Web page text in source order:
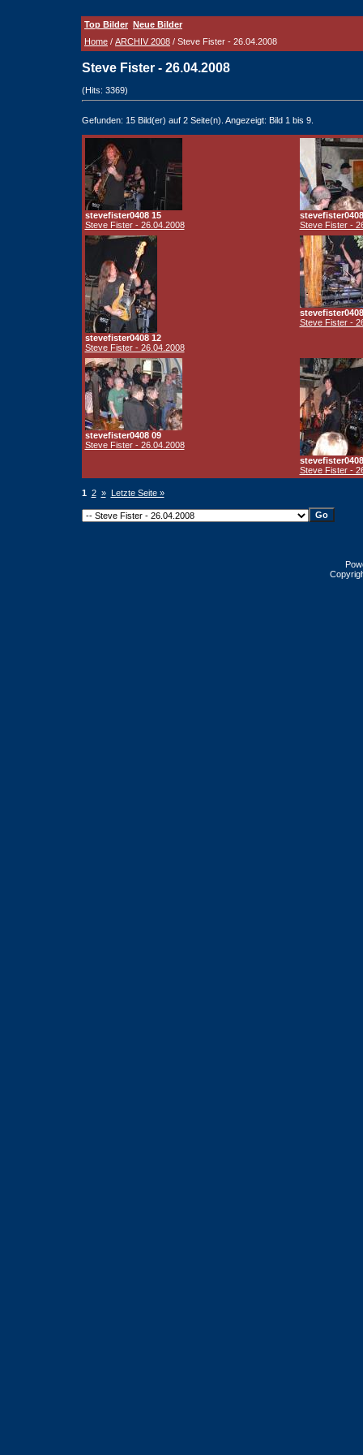
Top Bilder Neue Bilder
Home / ARCHIV 2008 / Steve Fister - 26.04.2008
Steve Fister - 26.04.2008
(Hits: 3369)
Gefunden: 15 Bild(er) auf 2 Seite(n). Angezeigt: Bild 1 bis 9.
stevefister0408 15
Steve Fister - 26.04.2008
Steve Fister -
stevefister0408 12
Steve Fister - 26.04.2008
Steve Fister -
stevefister0408 09
Steve Fister - 26.04.2008
Steve Fister -
1 2 » Letzte Seite »